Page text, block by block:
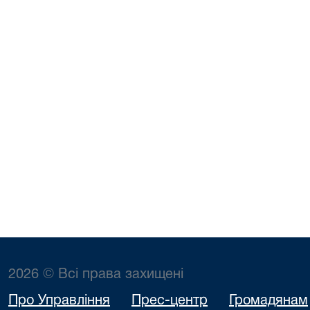
2026 © Всі права захищені
Про Управління Прес-центр Громадянам